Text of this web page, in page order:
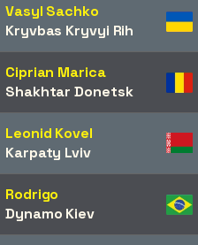
Vasyl Sachko
Kryvbas Kryvyi Rih
Ciprian Marica
Shakhtar Donetsk
Leonid Kovel
Karpaty Lviv
Rodrigo
Dynamo Kiev